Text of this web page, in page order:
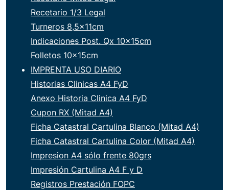
Recetario 1/3 Legal
Turneros 8,5x11cm
Indicaciones Post. Qx 10x15cm
Folletos 10x15cm
IMPRENTA USO DIARIO
Historias Clinicas A4 FyD
Anexo Historia Clinica A4 FyD
Cupon RX (Mitad A4)
Ficha Catastral Cartulina Blanco (Mitad A4)
Ficha Catastral Cartulina Color (Mitad A4)
Impresion A4 sólo frente 80grs
Impresión Cartulina A4 F y D
Registros Prestación FOPC